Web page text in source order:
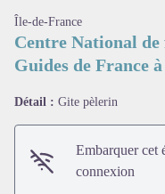
Île-de-France
Centre National
Guides de France
Détail : Gite pèlerin
Embarquer cet
connexion